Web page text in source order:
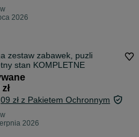
2026
zestaw zabawek, puzli
stan KOMPLETNE
zł z Pakietem Ochronnym
2026